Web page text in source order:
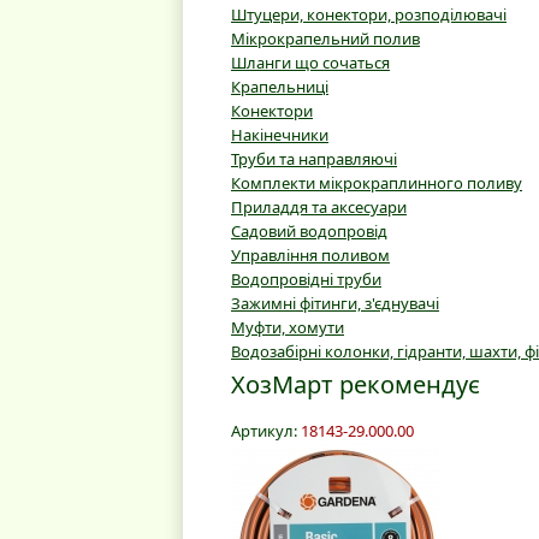
Штуцери, конектори, розподілювачі
Мікрокрапельний полив
Шланги що сочаться
Крапельниці
Конектори
Накінечники
Труби та направляючі
Комплекти мікрокраплинного поливу
Приладдя та аксесуари
Садовий водопровід
Управління поливом
Водопровідні труби
Зажимні фітинги, з'єднувачі
Муфти, хомути
Водозабірні колонки, гідранти, шахти,
ХозМарт рекомендує
Артикул: 18143-29.000.00